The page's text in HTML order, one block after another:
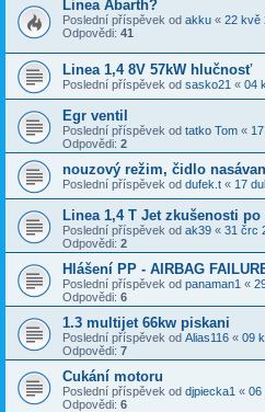
Linea Abarth?
Poslední příspěvek od akku « 22 kvě
Odpovědi: 41
Linea 1,4 8V 57kW hlučnosť
Poslední příspěvek od sasko21 « 04
Egr ventil
Poslední příspěvek od tatko Tom «
Odpovědi: 2
nouzový režim, čidlo
Poslední příspěvek od dufek.t « 17
Linea 1,4 T Jet zkušenosti
Poslední příspěvek od ak39 « 31 črc
Odpovědi: 2
Hlášení PP - AIRBAG
Poslední příspěvek od panaman1 «
Odpovědi: 6
1.3 multijet 66kw piskani
Poslední příspěvek od Alias116 « 09
Odpovědi: 7
Cukání motoru
Poslední příspěvek od djpiecka1 « 06
Odpovědi: 6